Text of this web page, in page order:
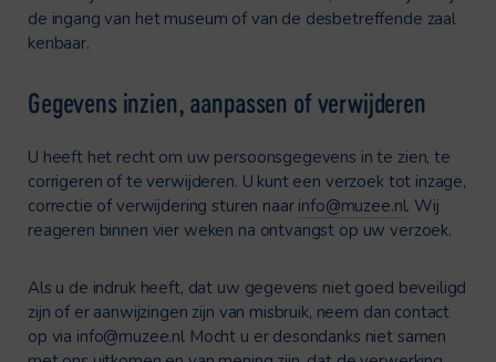
de ingang van het museum of van de desbetreffende zaal
kenbaar.
Gegevens inzien, aanpassen of verwijderen
U heeft het recht om uw persoonsgegevens in te zien, te
corrigeren of te verwijderen. U kunt een verzoek tot inzage,
correctie of verwijdering sturen naar info@muzee.nl. Wij
reageren binnen vier weken na ontvangst op uw verzoek.
Als u de indruk heeft, dat uw gegevens niet goed beveiligd
zijn of er aanwijzingen zijn van misbruik, neem dan contact
op via info@muzee.nl Mocht u er desondanks niet samen